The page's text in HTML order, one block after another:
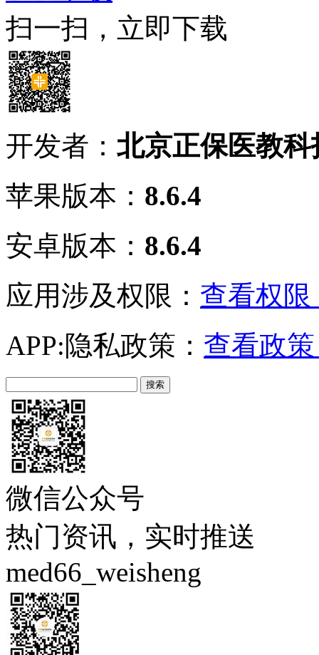
扫一扫，立即下载
开发者： 北京正保医教
苹果版本： 8.6.4
安卓版本： 8.6.4
应用涉及权限： 查看权限
APP:隐私政策： 查看政
微信公众号
热门资讯，实时推送
med66_weisheng